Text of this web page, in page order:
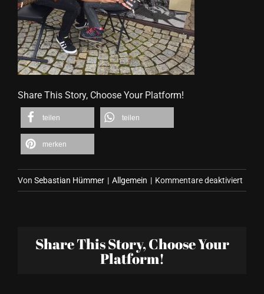
Share This Story, Choose Your Platform!
teilen teilen
merken
Von Sebastian Hümmer | Allgemein | Kommentare deaktiviert
Share This Story, Choose Your
Platform!